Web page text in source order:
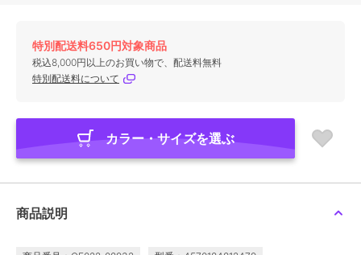
特別配送料650円対象商品
税込8,000円以上のお買い物で、配送料無料
特別配送料について
カラー・サイズを選ぶ
商品説明